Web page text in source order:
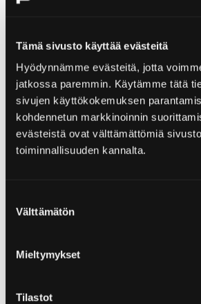
Tämä sivusto käyttää evästeitä
Hyödynnämme evästeitä, jotta
jatkossa paremmin. Käytämme tätä
sivujen käyttökokemuksen
kohdennetun markkinoinnin
evästeistä ovat välttämättömiä
toiminnallisuuden kannalta.
valinta
Välttämätön
Mieltymykset
Tilastot
en berömd stugby av tiotals
Kirjurinluoto. Detta var början till
under sommaren lokala företag
festivalbesökare och resande!
utmärkta möjligheter för
njuta av naturen i parkliknande
älvstranden. Utom evenemangdagar
fungerarar med självbetjäning. I
Campingplatsen
Contact information